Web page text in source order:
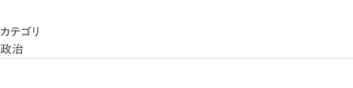
カテゴリ
政治